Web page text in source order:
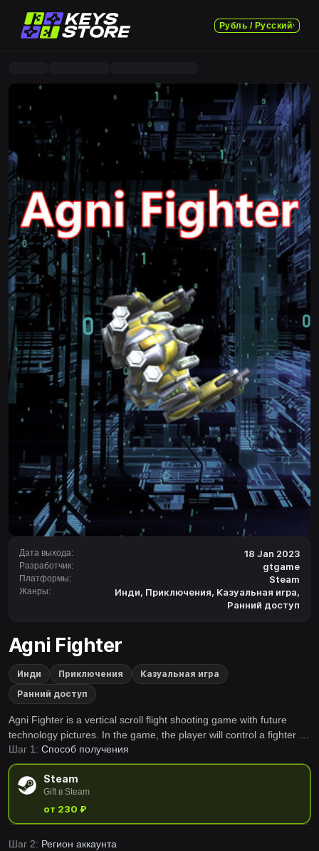
Рубль / Русский
Дата выхода: 18 Jan 2023
Разработчик: gtgame
Платформы: Steam
Жанры: Инди, Приключения, Казуальная игра,
Ранний доступ
Agni Fighter
Инди Приключения
Казуальная игра
Ранний доступ
Agni Fighter is a vertical scroll flight shooting game with future
technology pictures. In the game, the player will control a fighter to
fight over the city.
Шаг 1: Способ получения
Steam
Gift в Steam
от 230 ₽
Шаг 2: Регион аккаунта